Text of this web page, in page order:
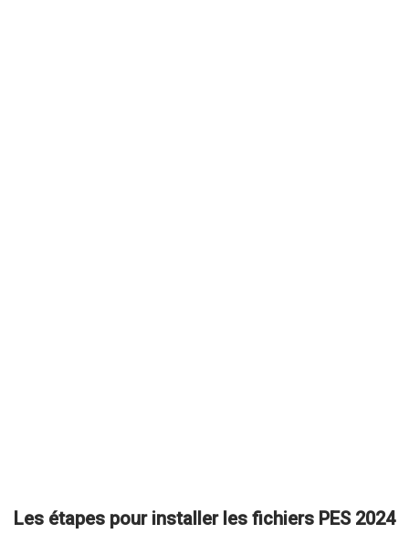
Les étapes pour installer les fichiers PES 2024